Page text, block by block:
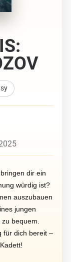
dir ein
würdig ist?
auszubauen
jungen
bequem.
für dich bereit –